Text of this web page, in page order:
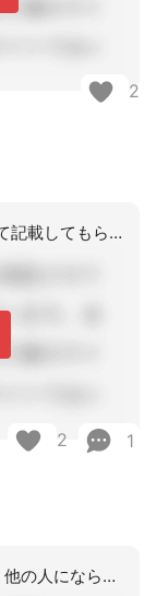
2
無理に記名でなくても、本人に記名として記載してもらえばＯＫですよ。弱弱しくても、
2 1
兼任CMさん，ありがとうございます。他の人になら、通用できそうです。この方はペン